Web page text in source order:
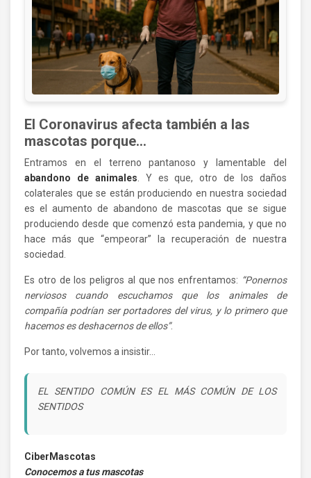
El Coronavirus afecta también a las
mascotas porque…
Entramos en el terreno pantanoso y lamentable del
abandono de animales . Y es que, otro de los daños
colaterales que se están produciendo en nuestra sociedad
es el aumento de abandono de mascotas que se sigue
produciendo desde que comenzó esta pandemia, y que no
hace más que “empeorar” la recuperación de nuestra
sociedad.
Es otro de los peligros al que nos enfrentamos: “Ponernos
nerviosos cuando escuchamos que los animales de
compañía podrían ser portadores del virus, y lo primero que
hacemos es deshacernos de ellos”.
Por tanto, volvemos a insistir…
EL SENTIDO COMÚN ES EL MÁS COMÚN DE LOS
SENTIDOS
CiberMascotas
Conocemos a tus mascotas